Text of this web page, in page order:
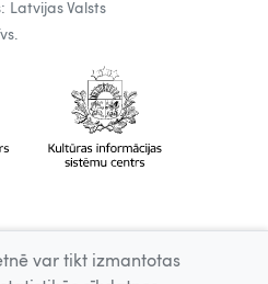
Latvijas Valsts
var tikt izmantotas